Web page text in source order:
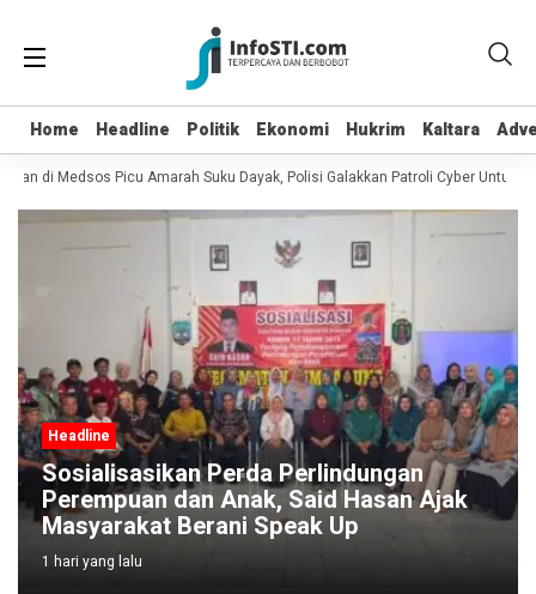
Home Headline Politik Ekonomi Hukrim Kaltara
Home Headline Politik Ekonomi Hukrim Kaltara
di Medsos Picu Amarah Suku Dayak, Polisi Galakkan Patroli Cyber Untuk
Headline
Sosialisasikan Perda Perlindungan
Perempuan dan Anak, Said Hasan Ajak
Masyarakat Berani Speak Up
1 hari yang lalu